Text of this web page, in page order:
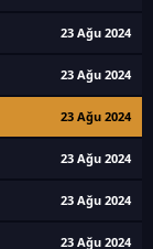
23 Ağu 2024
23 Ağu 2024
23 Ağu 2024
23 Ağu 2024
23 Ağu 2024
23 Ağu 2024